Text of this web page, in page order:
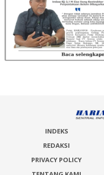
INDEKS
REDAKSI
PRIVACY POLICY